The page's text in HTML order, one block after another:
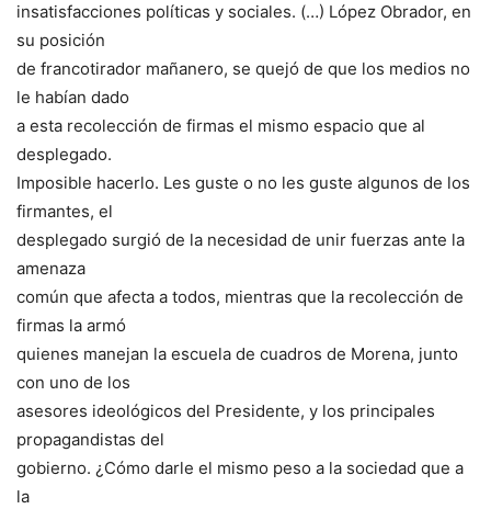
insatisfacciones políticas y sociales. (…) López Obrador, en
su posición
de francotirador mañanero, se quejó de que los medios no
le habían dado
a esta recolección de firmas el mismo espacio que al
desplegado.
Imposible hacerlo. Les guste o no les guste algunos de los
firmantes, el
desplegado surgió de la necesidad de unir fuerzas ante la
amenaza
común que afecta a todos, mientras que la recolección de
firmas la armó
quienes manejan la escuela de cuadros de Morena, junto
con uno de los
asesores ideológicos del Presidente, y los principales
propagandistas del
gobierno. ¿Cómo darle el mismo peso a la sociedad que a
la